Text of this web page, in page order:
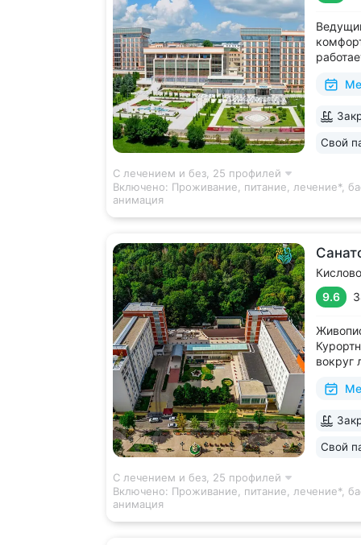
с
есть
Свой
С лечением и без, 25 профилей
Включено: Проживание, питание, лечение*,
анимация
9.6
вокруг
В
Свой
С лечением и без, 25 профилей
Включено: Проживание, питание, лечение*,
анимация